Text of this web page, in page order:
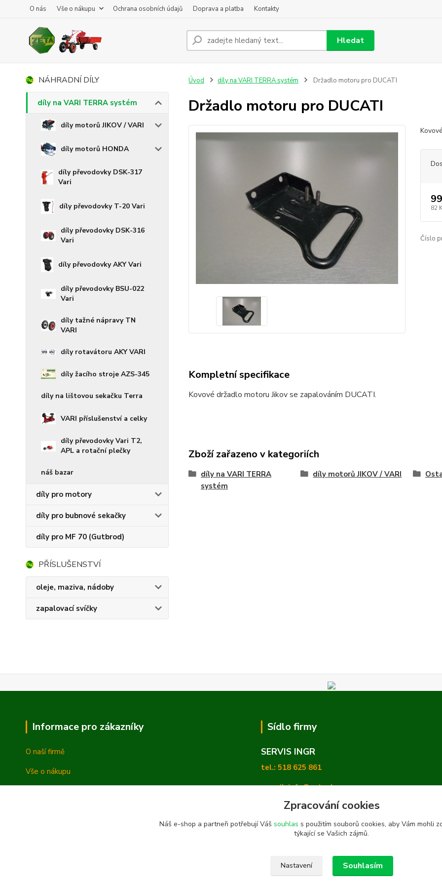
O nás Vše o nákupu Ochrana osobních údajů Doprava a platba Kontakty
Hledat
NÁHRADNÍ DÍLY
díly na VARI TERRA systém
díly motorů JIKOV / VARI
díly motorů HONDA
díly převodovky DSK-317
Vari
díly převodovky T-20 Vari
díly převodovky DSK-316
Vari
díly převodovky AKY Vari
díly převodovky BSU-022
Vari
díly tažné nápravy TN
VARI
díly rotavátoru AKY VARI
díly žacího stroje AZS-345
díly na lištovou sekačku Terra
VARI příslušenství a celky
díly převodovky Vari T2,
APL a rotační plečky
náš bazar
díly pro motory
díly pro bubnové sekačky
díly pro MF 70 (Gutbrod)
PŘÍSLUŠENSTVÍ
oleje, maziva, nádoby
zapalovací svíčky
Úvod díly na VARI TERRA systém Držadlo motoru pro DUCATI
Držadlo motoru pro DUCATI
82
Číslo
Kompletní specifikace
Kovové držadlo motoru Jikov se zapalováním DUCATI.
Zboží zařazeno v kategoriích
díly na VARI TERRA
systém
díly motorů JIKOV / VARI
Informace pro zákazníky
O naší firmě
Vše o nákupu
Sídlo firmy
SERVIS INGR
tel.: 518 625 861
e-mail: info@zetashop.cz
Mgr. Olga Hradilová, Ph. D.
Skoronice 169, Vlkoš 696 41
Zpracování cookies
Náš e-shop a partneři potřebují Váš souhlas s použitím souborů cookies, aby Vám mohli
týkající se Vašich zájmů.
Nastavení Souhlasím